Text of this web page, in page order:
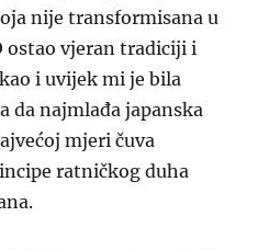
nije transformisana u
ostao vjeran tradiciji i
i uvijek mi je bila
da najmlađa japanska
ećoj mjeri čuva
ratničkog duha